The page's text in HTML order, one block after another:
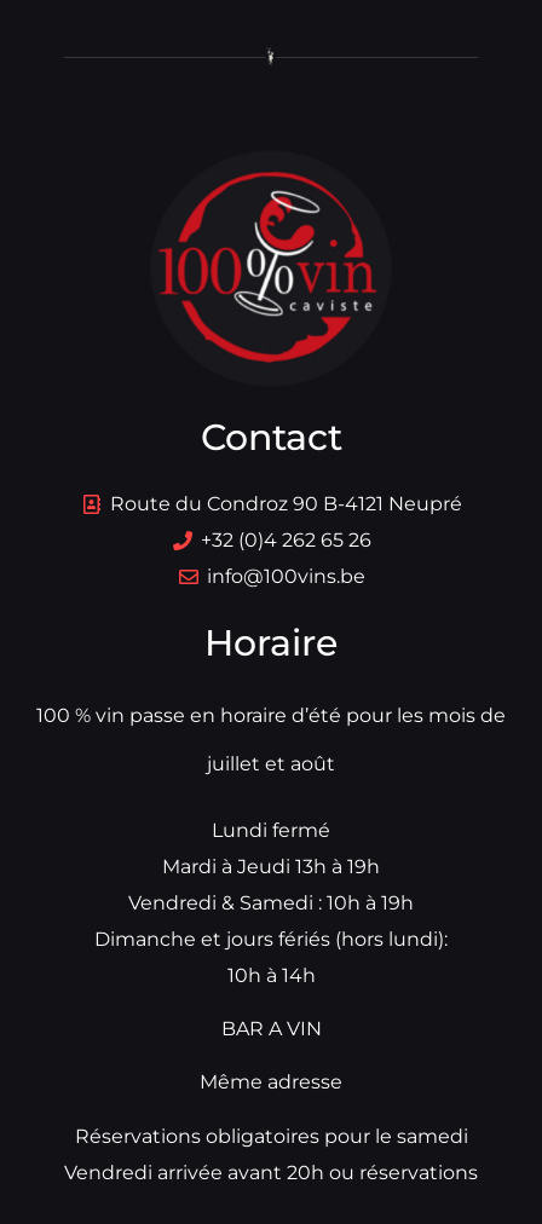
Contact
Route du Condroz 90 B-4121 Neupré
+32 (0)4 262 65 26
info@100vins.be
Horaire
100 % vin passe en horaire d’été pour les mois de
juillet et août
Lundi fermé
Mardi à Jeudi 13h à 19h
Vendredi & Samedi : 10h à 19h
Dimanche et jours fériés (hors lundi):
10h à 14h
BAR A VIN
Même adresse
Réservations obligatoires pour le samedi
Vendredi arrivée avant 20h ou réservations